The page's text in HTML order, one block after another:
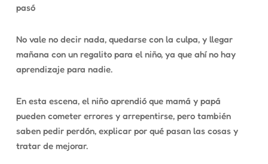
pasó
No vale no decir nada, quedarse con la culpa, y llegar
mañana con un regalito para el niño, ya que ahí no hay
aprendizaje para nadie.
En esta escena, el niño aprendió que mamá y papá
pueden cometer errores y arrepentirse, pero también
saben pedir perdón, explicar por qué pasan las cosas y
tratar de mejorar.